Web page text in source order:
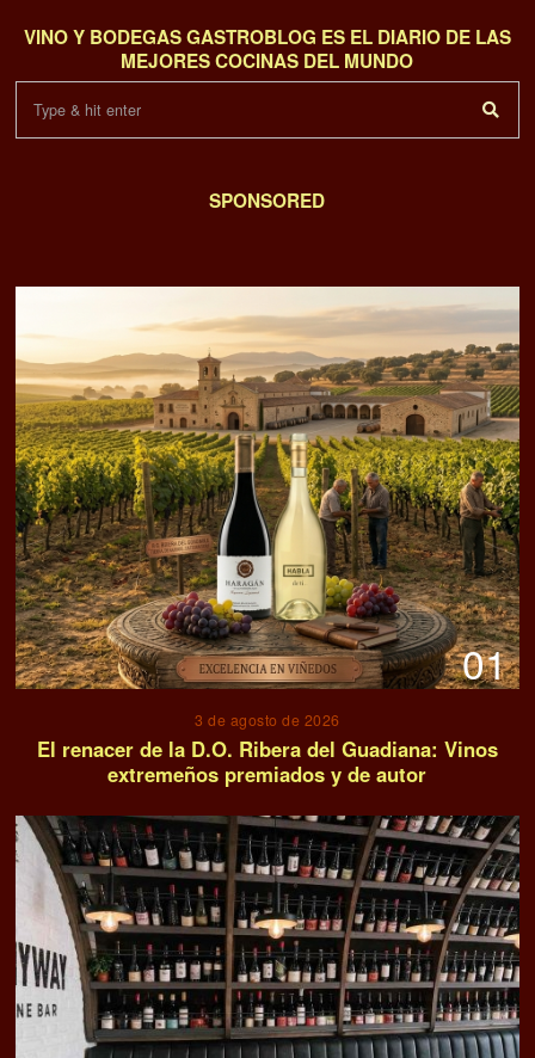
VINO Y BODEGAS GASTROBLOG ES EL DIARIO DE LAS
MEJORES COCINAS DEL MUNDO
SPONSORED
01
3 de agosto de 2026
El renacer de la D.O. Ribera del Guadiana: Vinos
extremeños premiados y de autor